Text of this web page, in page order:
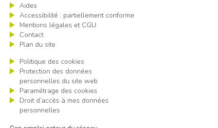
Aides
Accessibilité : partiellement conforme
Mentions légales et CGU
Contact
Plan du site
Politique des cookies
Protection des données
personnelles du site web
Paramétrage des cookies
Droit d’accès à mes données
personnelles